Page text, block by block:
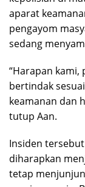
aparat
pengayom
sedang
“Harapan
bertindak
keamanan dan
tutup Aan.
Insiden
diharapkan
tetap